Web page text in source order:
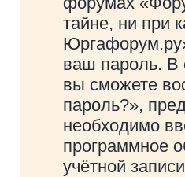
тайне, ни при
ваш пароль. В
вы сможете
пароль?»,
необходимо
программное
учётной